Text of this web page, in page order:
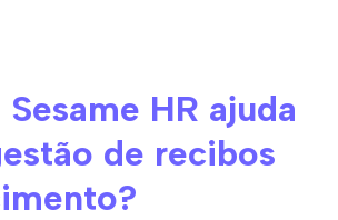
HR ajuda
de recibos